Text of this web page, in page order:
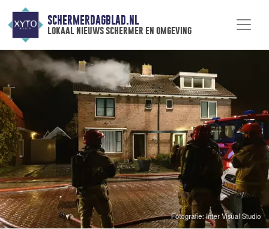
SCHERMERDAGBLAD.NL
lokaal nieuws schermer en omgeving